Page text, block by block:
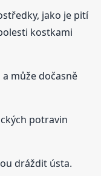
jako je pití
kostkami
může dočasně
potravin
dráždit ústa.